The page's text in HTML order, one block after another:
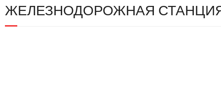
ЖЕЛЕЗНОДОРОЖНАЯ